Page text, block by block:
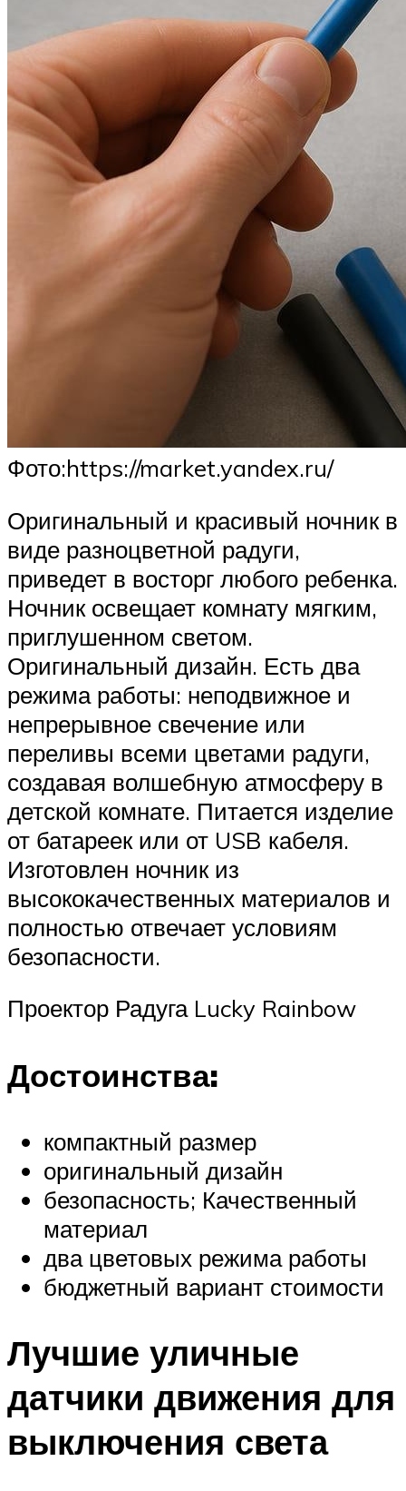
​Фото:https://market.yandex.ru/
Оригинальный и красивый ночник в
виде разноцветной радуги,
приведет в восторг любого ребенка.
Ночник освещает комнату мягким,
приглушенном светом.
Оригинальный дизайн. Есть два
режима работы: неподвижное и
непрерывное свечение или
переливы всеми цветами радуги,
создавая волшебную атмосферу в
детской комнате. Питается изделие
от батареек или от USB кабеля.
Изготовлен ночник из
высококачественных материалов и
полностью отвечает условиям
безопасности.
Проектор Радуга Lucky Rainbow
Достоинства:
компактный размер
оригинальный дизайн
безопасность; Качественный
материал
два цветовых режима работы
бюджетный вариант стоимости
Лучшие уличные
датчики движения для
выключения света